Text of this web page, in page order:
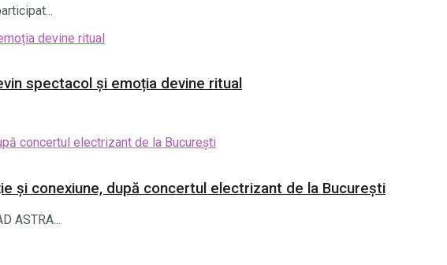
spectacol și emoția devine ritual
și conexiune, după concertul electrizant de la București
ASTRA...